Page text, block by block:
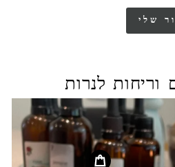
וריחות לנרות